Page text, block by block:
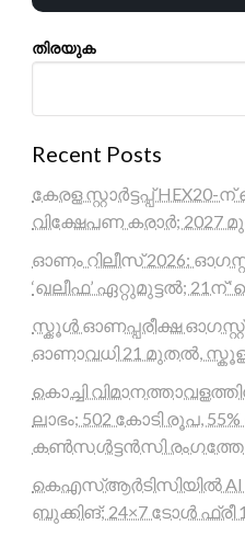
തിരയുക
Recent Posts
കേരള സ്റ്റാർട്ടപ്പ്
വിക്ഷേപണ കരാർ; 2027
ഓണം റിലീസ് 2026:
‘ഖലീഫ’ ഏറ്റുമുട്ടൽ; 21ന്
സ്കൂൾ ഓണപ്പരീക്ഷ
ഓണാവധി 21 മുതൽ,
കൊച്ചി
ലാഭം; 502 കോടി രൂപ,
കൺസൾട്ടൻസി
കെഎസ്ആർടിസിയിൽ AI
ബുക്കിങ്; 24×7 ടോൾ